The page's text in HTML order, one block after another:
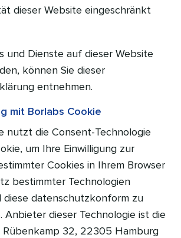
dieser Website eingeschränkt
und Dienste auf dieser Website
können Sie dieser
entnehmen.
mit Borlabs Cookie
nutzt die Consent-Technologie
um Ihre Einwilligung zur
Cookies in Ihrem Browser
bestimmter Technologien
diese datenschutzkonform zu
Anbieter dieser Technologie ist die
Rübenkamp 32, 22305 Hamburg